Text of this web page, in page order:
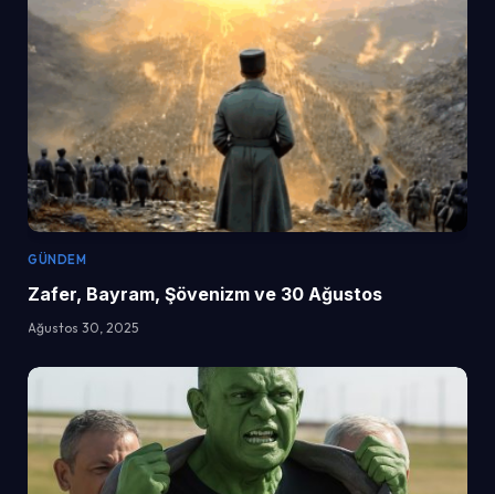
GÜNDEM
Zafer, Bayram, Şövenizm ve 30 Ağustos
Ağustos 30, 2025